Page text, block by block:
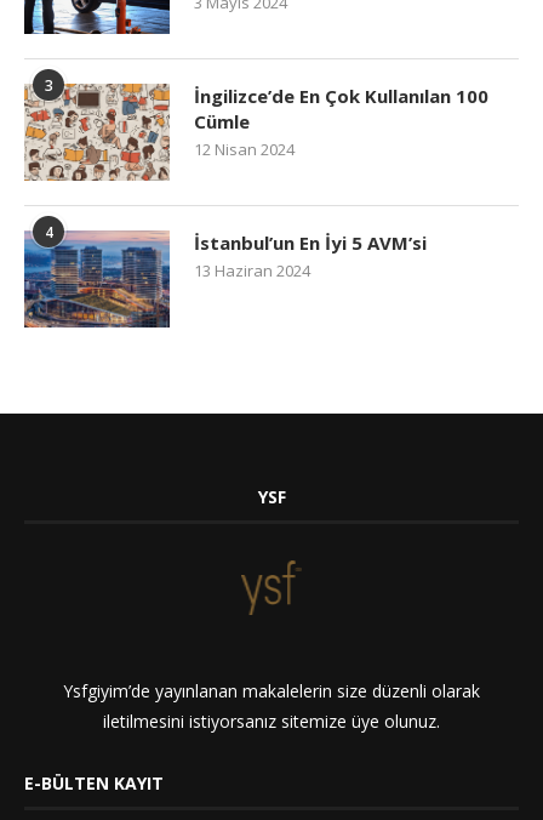
3
İngilizce’de En Çok Kullanılan 100
Cümle
12 Nisan 2024
4 İstanbul’un En İyi 5 AVM’si
13 Haziran 2024
YSF
Ysfgiyim’de yayınlanan makalelerin size düzenli olarak
iletilmesini istiyorsanız sitemize üye olunuz.
E-BÜLTEN KAYIT